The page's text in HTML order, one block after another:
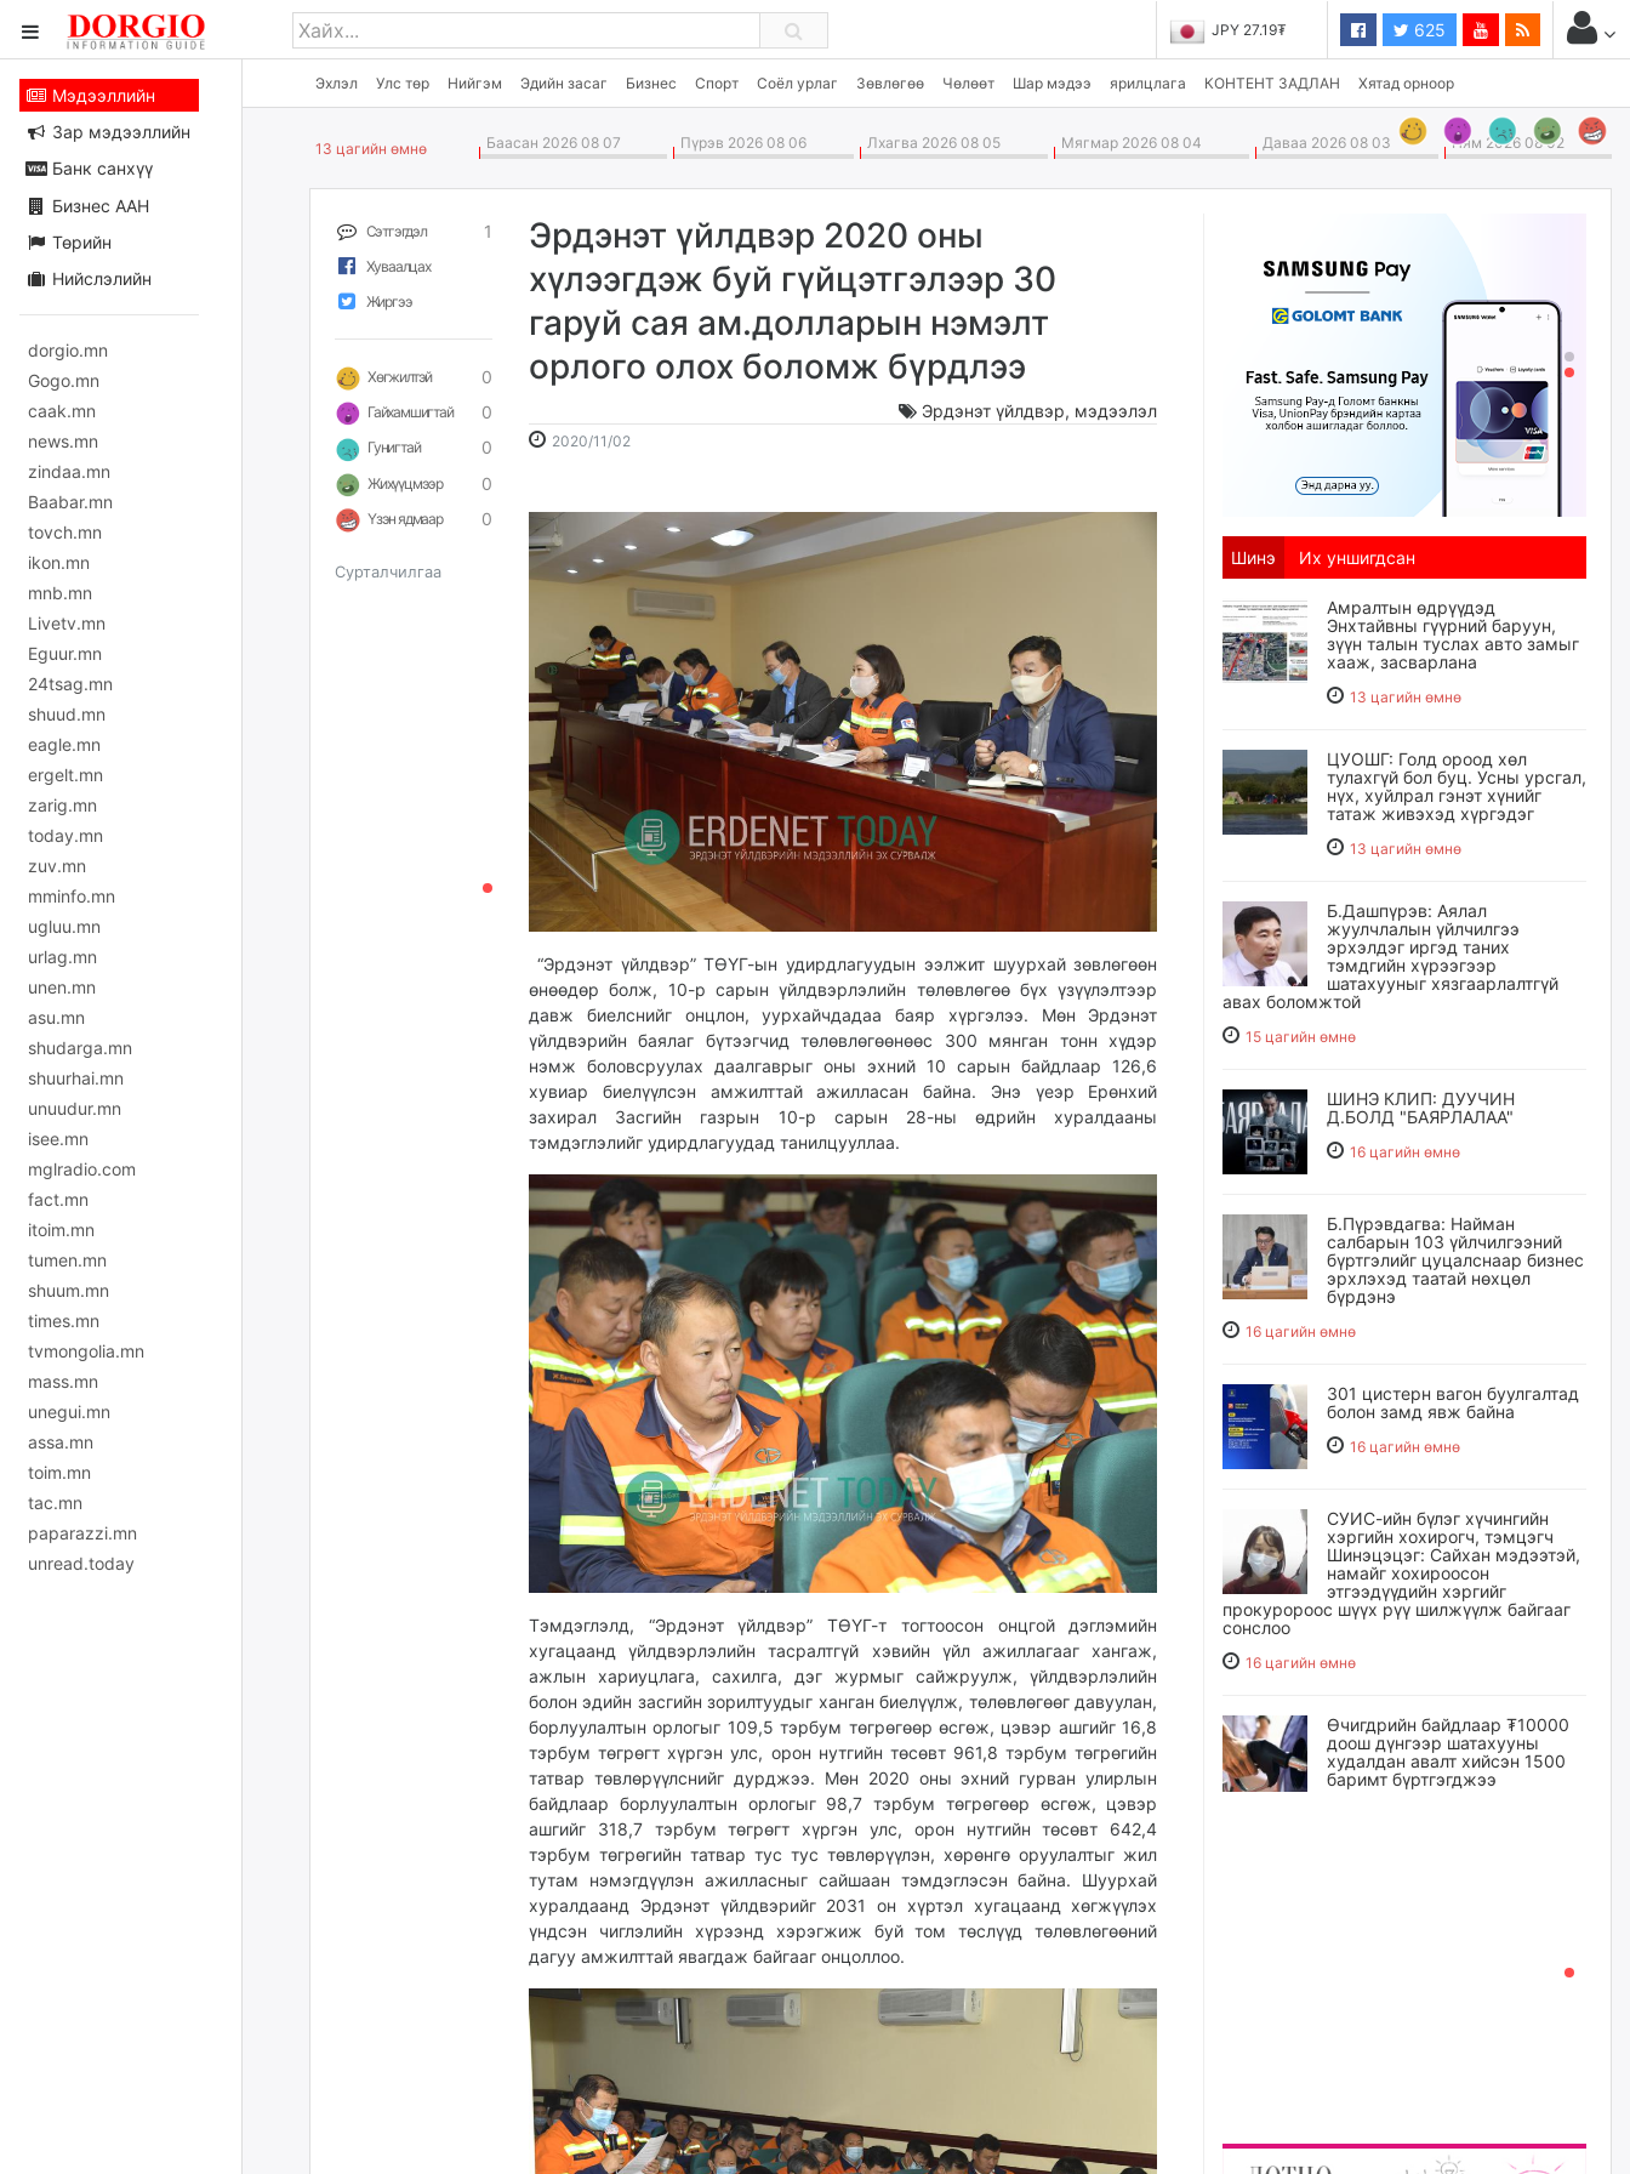
JPY 27.19₮ 625
Эхлэл Улс төр Нийгэм Эдийн засаг Бизнес Спорт Соёл урлаг Зөвлөгөө Чөлөөт Шар мэдээ ярилцлага КОНТЕНТ ЗАДЛАН Хятад орноор
Мэдээллийн
Зар мэдээллийн
Банк санхүү
Бизнес ААН
Төрийн
Нийслэлийн
dorgio.mn
Gogo.mn
caak.mn
news.mn
zindaa.mn
Baabar.mn
tovch.mn
ikon.mn
mnb.mn
Livetv.mn
Eguur.mn
24tsag.mn
shuud.mn
eagle.mn
ergelt.mn
zarig.mn
today.mn
zuv.mn
mminfo.mn
ugluu.mn
urlag.mn
unen.mn
asu.mn
shudarga.mn
shuurhai.mn
unuudur.mn
isee.mn
mglradio.com
fact.mn
itoim.mn
tumen.mn
shuum.mn
times.mn
tvmongolia.mn
mass.mn
unegui.mn
assa.mn
toim.mn
tac.mn
paparazzi.mn
unread.today
13 цагийн өмнө Баасан 2026 08 07 Пүрэв 2026 08 06 Лхагва 2026 08 05 Мягмар 2026 08 04 Даваа 2026 08 03 Ням 2026 08 02
Сэтгэгдэл 1
Хуваалцах
Жиргээ
Хөгжилтэй 0
Гайхамшигтай 0
Гунигтай 0
Жихүүцмээр 0
Үзэн ядмаар 0
Сурталчилгаа
Эрдэнэт үйлдвэр 2020 оны
хүлээгдэж буй гүйцэтгэлээр 30
гаруй сая ам.долларын нэмэлт
орлого олох боломж бүрдлээ
Эрдэнэт үйлдвэр, мэдээлэл
2020/11/02
16:40:15
05:07:42
“Эрдэнэт үйлдвэр” ТӨҮГ-ын удирдлагуудын ээлжит шуурхай зөвлөгөөн
өнөөдөр болж, 10-р сарын үйлдвэрлэлийн төлөвлөгөө бүх үзүүлэлтээр
давж биелснийг онцлон, уурхайчдадаа баяр хүргэлээ. Мөн Эрдэнэт
үйлдвэрийн баялаг бүтээгчид төлөвлөгөөнөөс 300 мянган тонн хүдэр
нэмж боловсруулах даалгаврыг оны эхний 10 сарын байдлаар 126,6
хувиар биелүүлсэн амжилттай ажилласан байна. Энэ үеэр Ерөнхий
захирал Засгийн газрын 10-р сарын 28-ны өдрийн хуралдааны
тэмдэглэлийг удирдлагуудад танилцууллаа.
Тэмдэглэлд, “Эрдэнэт үйлдвэр” ТӨҮГ-т тогтоосон онцгой дэглэмийн
хугацаанд үйлдвэрлэлийн тасралтгүй хэвийн үйл ажиллагааг хангаж,
ажлын хариуцлага, сахилга, дэг журмыг сайжруулж, үйлдвэрлэлийн
болон эдийн засгийн зорилтуудыг ханган биелүүлж, төлөвлөгөөг давуулан,
борлуулалтын орлогыг 109,5 тэрбум төгрөгөөр өсгөж, цэвэр ашгийг 16,8
тэрбум төгрөгт хүргэн улс, орон нутгийн төсөвт 961,8 тэрбум төгрөгийн
татвар төвлөрүүлснийг дурджээ. Мөн 2020 оны эхний гурван улирлын
байдлаар борлуулалтын орлогыг 98,7 тэрбум төгрөгөөр өсгөж, цэвэр
ашгийг 318,7 тэрбум төгрөгт хүргэн улс, орон нутгийн төсөвт 642,4
тэрбум төгрөгийн татвар тус тус төвлөрүүлэн, хөрөнгө оруулалтыг жил
тутам нэмэгдүүлэн ажилласныг сайшаан тэмдэглэсэн байна. Шуурхай
хуралдаанд Эрдэнэт үйлдвэрийг 2031 он хүртэл хугацаанд хөгжүүлэх
үндсэн чиглэлийн хүрээнд хэрэгжиж буй том төслүүд төлөвлөгөөний
дагуу амжилттай явагдаж байгааг онцоллоо.
Шинэ Их уншигдсан
Амралтын өдрүүдэд
Энхтайвны гүүрний баруун,
зүүн талын туслах авто замыг
хааж, засварлана
13 цагийн өмнө
ЦУОШГ: Голд ороод хөл
тулахгүй бол буц. Усны урсгал,
нүх, хуйлрал гэнэт хүнийг
татаж живэхэд хүргэдэг
13 цагийн өмнө
Б.Дашпүрэв: Аялал
жуулчлалын үйлчилгээ
эрхэлдэг иргэд таних
тэмдгийн хүрээгээр
шатахууныг хязгаарлалтгүй
авах боломжтой
15 цагийн өмнө
ШИНЭ КЛИП: ДУУЧИН
Д.БОЛД "БАЯРЛАЛАА"
16 цагийн өмнө
Б.Пүрэвдагва: Найман
салбарын 103 үйлчилгээний
бүртгэлийг цуцалснаар бизнес
эрхлэхэд таатай нөхцөл
бүрдэнэ
16 цагийн өмнө
301 цистерн вагон буулгалтад
болон замд явж байна
16 цагийн өмнө
СУИС-ийн бүлэг хүчингийн
хэргийн хохирогч, тэмцэгч
Шинэцэцэг: Сайхан мэдээтэй,
намайг хохироосон
этгээдүүдийн хэргийг
прокуророос шүүх рүү шилжүүлж байгааг
сонслоо
16 цагийн өмнө
Өчигдрийн байдлаар ₮10000
доош дүнгээр шатахууны
худалдан авалт хийсэн 1500
баримт бүртгэгджээ